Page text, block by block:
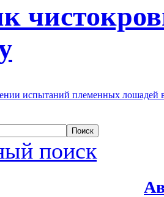
испытаний племенных лошадей
поиск